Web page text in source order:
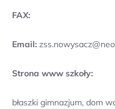
FAX:
Email:
Strona www szkoły:
błaszki gimnazjum, dom